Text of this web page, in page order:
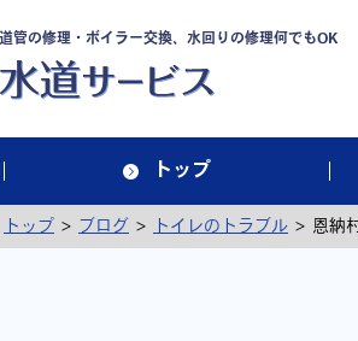
管の修理・ボイラー交換、水回りの修理何でもOK
トップ
トップ > ブログ > トイレのトラブル > 恩納